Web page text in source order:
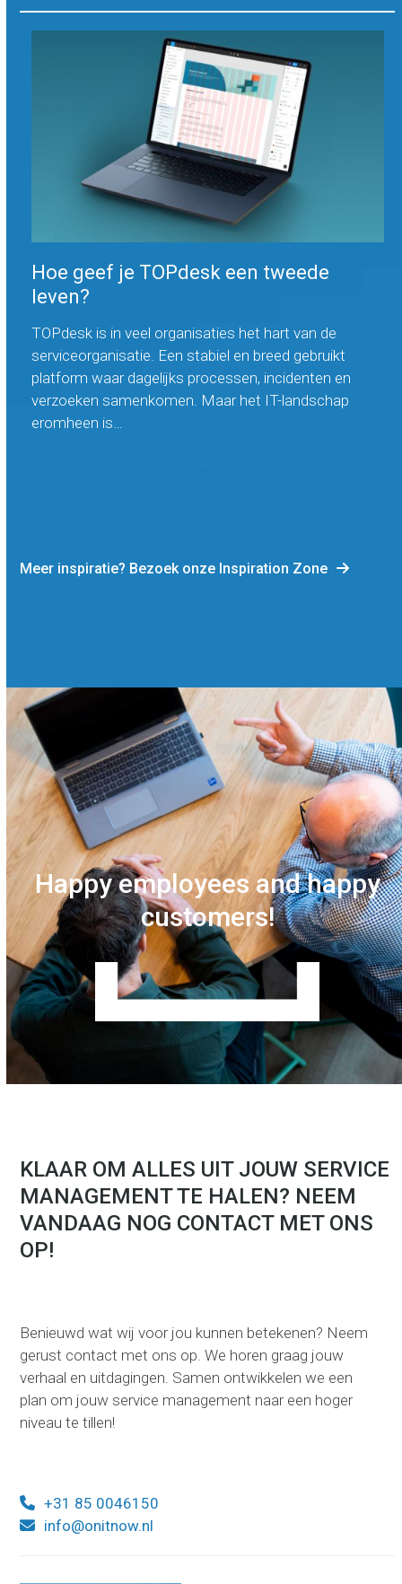
Hoe geef je TOPdesk een tweede
leven?
TOPdesk is in veel organisaties het hart van de
serviceorganisatie. Een stabiel en breed gebruikt
platform waar dagelijks processen, incidenten en
verzoeken samenkomen. Maar het IT-landschap
eromheen is…
Meer inspiratie? Bezoek onze Inspiration Zone
Happy employees and happy
customers!
KLAAR OM ALLES UIT JOUW SERVICE
MANAGEMENT TE HALEN? NEEM
VANDAAG NOG CONTACT MET ONS
OP!
Benieuwd wat wij voor jou kunnen betekenen? Neem
gerust contact met ons op. We horen graag jouw
verhaal en uitdagingen. Samen ontwikkelen we een
plan om jouw service management naar een hoger
niveau te tillen!
+31 85 0046150
info@onitnow.nl